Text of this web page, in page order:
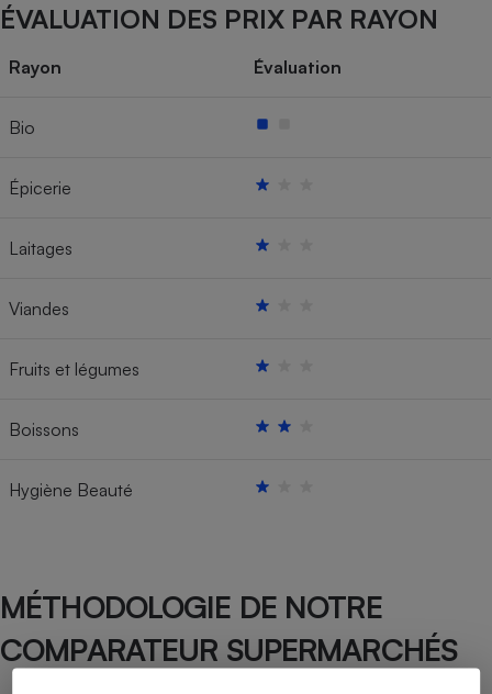
ÉVALUATION DES PRIX PAR RAYON
Rayon Évaluation
Bio
Épicerie
Laitages
Viandes
Fruits et légumes
Boissons
Hygiène Beauté
MÉTHODOLOGIE DE NOTRE
COMPARATEUR SUPERMARCHÉS